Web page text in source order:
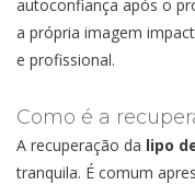
autoconfiança após o
a própria imagem
e profissional.
Como é a
A recuperação da lipo
tranquila. É comum